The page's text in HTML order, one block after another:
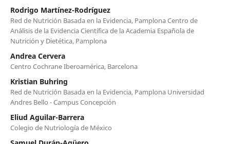
Rodrigo Martínez-Rodríguez
Red de Nutrición Basada en la Evidencia, Pamplona Centro de
Análisis de la Evidencia Científica de la Academia Española de
Nutrición y Dietética, Pamplona
Andrea Cervera
Centro Cochrane Iberoamérica, Barcelona
Kristian Buhring
Red de Nutrición Basada en la Evidencia, Pamplona Universidad
Andres Bello - Campus Concepción
Eliud Aguilar-Barrera
Colegio de Nutriología de México